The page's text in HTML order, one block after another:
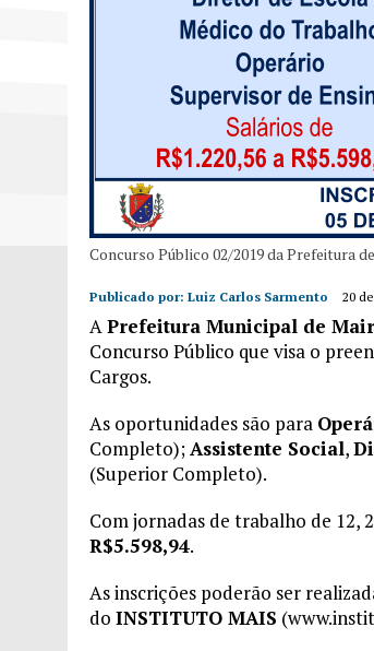
Concurso Público 02/2019 da Prefeitura
Publicado por: Luiz Carlos Sarmento 20
APrefeitura Municipal de
Concurso Público que visa o
Cargos.
As oportunidades são para
Completo);Assistente Social,
(Superior Completo).
Com jornadas de trabalho de 12,
R$5.598,94.
As inscrições poderão ser
do INSTITUTO MAIS